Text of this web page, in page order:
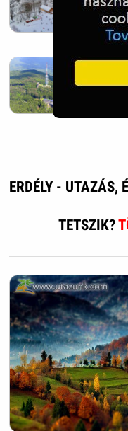
ERDÉLY - UTAZÁS,
TETSZIK?